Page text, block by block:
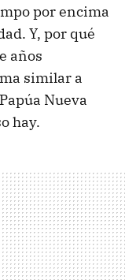
por encima
Y, por qué
años
similar a
Nueva
hay.